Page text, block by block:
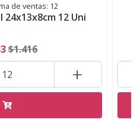
de ventas: 12
24x13x8cm 12 Uni
$1.416
+